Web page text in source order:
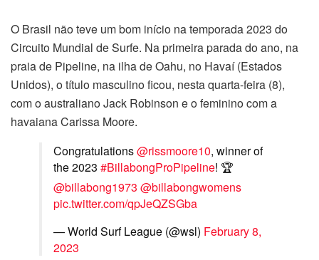
O Brasil não teve um bom início na temporada 2023 do
Circuito Mundial de Surfe. Na primeira parada do ano, na
praia de Pipeline, na ilha de Oahu, no Havaí (Estados
Unidos), o título masculino ficou, nesta quarta-feira (8),
com o australiano Jack Robinson e o feminino com a
havaiana Carissa Moore.
Congratulations@rissmoore10, winner of
the 2023 #BillabongProPipeline! 🏆
@billabong1973 @billabongwomens
pic.twitter.com/qpJeQZSGba
— World Surf League (@wsl) February 8,
2023